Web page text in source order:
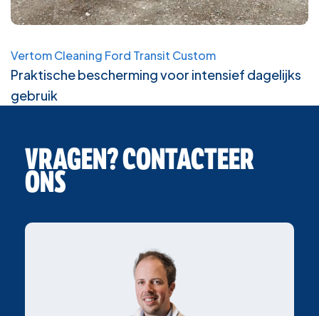
Vertom Cleaning Ford Transit Custom
Praktische bescherming voor intensief dagelijks
gebruik
VRAGEN? CONTACTEER
ONS